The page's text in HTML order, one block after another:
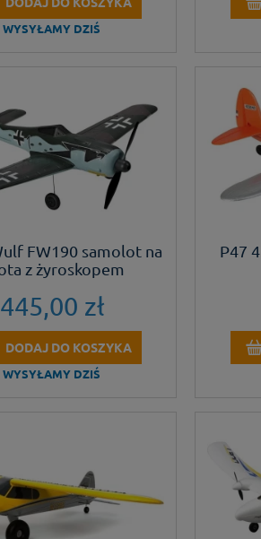
WYSYŁAMY DZIŚ
FW190 samolot na
z żyroskopem
445,00 zł
DODAJ DO KOSZYKA
WYSYŁAMY DZIŚ
P47